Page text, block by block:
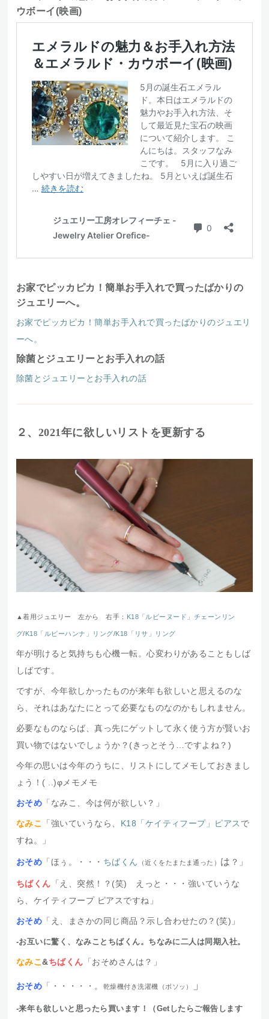
ウボーイ(映画)
お家でピッカピカ！簡単お手入れで買ったばかりの
ジュエリーへ。
お家でピッカピカ！簡単お手入れで買ったばかりのジュエリ
ーへ。
除菌とジュエリーとお手入れの話
除菌とジュエリーとお手入れの話
２、2021年に欲しいリストを更新する
▲着用ジュエリー 左から 右手： K18「ルビーヌード」チェーンリン
グ/ K18「ルビーハンナ」リング/K18「リサ」リング
年が明けると気持ちも心機一転。心変わりがあることもしば
しばです。
ですが、今年欲しかったものが来年も欲しいと思えるのな
ら、それはあなたにとって必要なものなのかもしれません。
必要なものならば、真っ先にゲットして永く使う方が賢いお
買い物ではないでしょうか？(きっとそう…ですよね？)
今年の思いは今年のうちに、リストにしてメモしておきまし
ょう！( ..)φメモメモ
おそめ 「なみこ、今は何が欲しい？」
なみこ 「強いていうなら、 K18「ケイティフープ」ピアス で
すね。」
おそめ 「ほぅ。・・・ ちばくん （近くをたまたま通った） は ？」
ちばくん 「え、突然！？(笑) えっと・・・強いていうな
ら、ケイティフープ ピアスですね」
おそめ 「え、まさかの同じ商品？示し合わせたの？(笑)」
-お互いに驚く、なみことちばくん。ちなみに二人は同期入社。
なみこ&ちばくん 「おそめさんは？」
おそめ 「・・・・・。 乾燥機付き洗濯機（ボソッ） 」
-来年も欲しいと思ったら買います！（Getしたらご報告します